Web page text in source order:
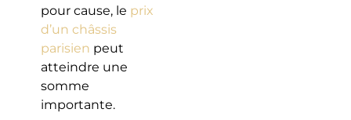
pour cause, le prix
d’un châssis
parisien peut
atteindre une
somme
importante.